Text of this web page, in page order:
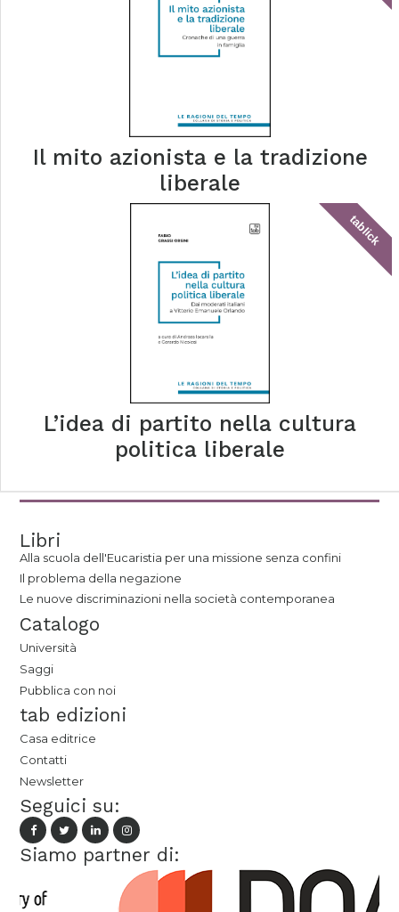
Il mito azionista e la tradizione
liberale
tablick
L’idea di partito nella cultura
politica liberale
Libri
Alla scuola dell'Eucaristia per una missione senza confini
Il problema della negazione
Le nuove discriminazioni nella società contemporanea
Catalogo
Università
Saggi
Pubblica con noi
tab edizioni
Casa editrice
Contatti
Newsletter
Seguici su:
Siamo partner di: